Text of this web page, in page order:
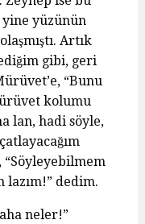
yine yüzünün
Artık
gibi, geri
“Bunu
kolumu
lan, hadi söyle,
lazım!” dedim.
neler!”